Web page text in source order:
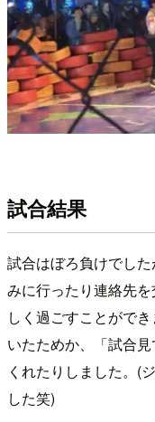
試合結果
試合はぼろ負けでし
みに行ったり連絡先
しく過ごすことがで
いたためか、「試合
くれたりしました。(
した笑)